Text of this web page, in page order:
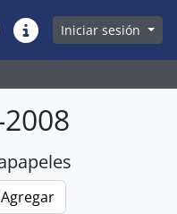
Enlaces rápidos
Iniciar sesión
Agregar